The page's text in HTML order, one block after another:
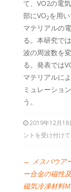
て、VO2の電
部にVO2を用
マテリアルの
る。本研究で
波の周波数を
る。発表では
マテリアルに
ミュレーショ
う。
2019年12月18
ントを受け付け
← メスバウア
ー合金の磁性
磁気冷凍材料